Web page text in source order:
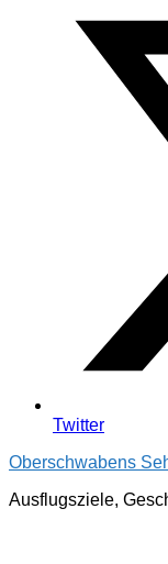
Twitter
Oberschwabens
Ausflugsziele,